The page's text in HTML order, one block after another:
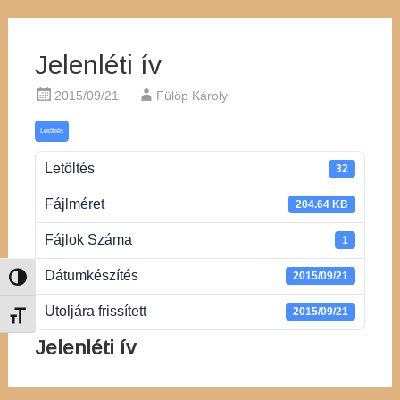
Nagy kontraszt váltása
Betűméret váltása
Jelenléti ív
2015/09/21 Fülöp Károly
Letöltés
Letöltés 32
Fájlméret 204.64 KB
Fájlok Száma 1
Dátumkészítés 2015/09/21
Utoljára frissített 2015/09/21
Jelenléti ív